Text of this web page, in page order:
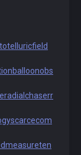
obs
radialchaserr
scarcecom
ten